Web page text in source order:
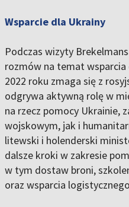
Wsparcie dla Ukrainy
Podczas wizyty
rozmów na temat
2022 roku zmaga się z
odgrywa aktywną rolę w
na rzecz pomocy Ukrainie,
wojskowym, jak i
litewski i holenderski
dalsze kroki w zakresie
w tym dostaw broni,
oraz wsparcia